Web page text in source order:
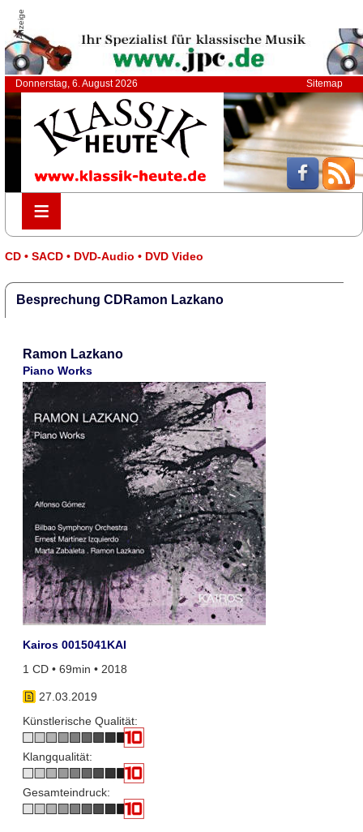
Anzeige
Donnerstag, 6. August 2026 Sitemap
≡
≡
CD • SACD • DVD-Audio • DVD Video
Besprechung CDRamon Lazkano
Ramon Lazkano
Piano Works
Kairos 0015041KAI
1 CD • 69min • 2018
27.03.2019
Künstlerische Qualität:
Klangqualität:
Gesamteindruck: